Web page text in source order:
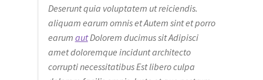
Deserunt quia voluptatem ut reiciendis.
aliquam earum omnis et Autem sint et porro
earum autDolorem ducimus sit Adipisci
amet doloremque incidunt architecto
corrupti necessitatibus Est libero culpa